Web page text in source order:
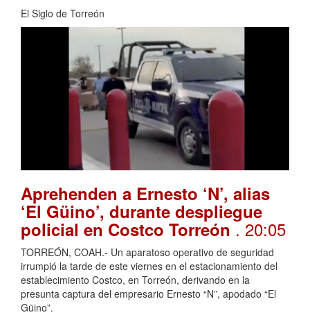
El Siglo de Torreón
Aprehenden a Ernesto ‘N’, alias
‘El Güino’, durante despliegue
policial en Costco Torreón. 20:05
TORREÓN, COAH.- Un aparatoso operativo de seguridad
irrumpió la tarde de este viernes en el estacionamiento del
establecimiento Costco, en Torreón, derivando en la
presunta captura del empresario Ernesto “N”, apodado “El
Güino”.